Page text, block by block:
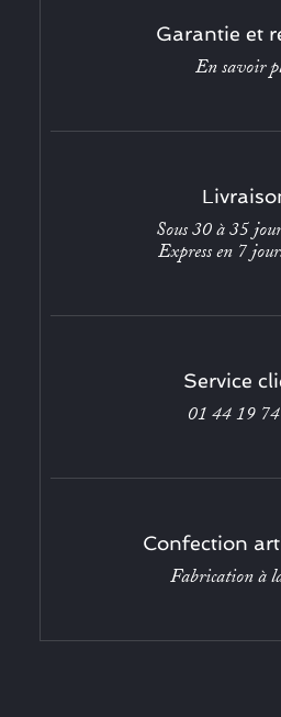
Garantie et
En savoir
Sous 30 à 35
Express en 7
Service
01 44 19
Confection
Fabrication à